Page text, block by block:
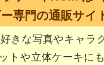
専門の通販サイ
きな写真やキャラ
トや立体ケーキに